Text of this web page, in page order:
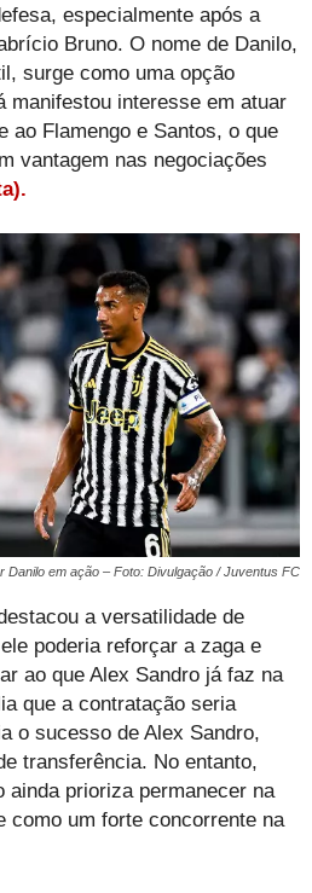
especialmente após a
Bruno. O nome de Danilo,
surge como uma opção
manifestou interesse em atuar
ao Flamengo e Santos, o que
vantagem nas negociações
Danilo em ação – Foto: Divulgação / Juventus FC
a versatilidade de
poderia reforçar a zaga e
ao que Alex Sandro já faz na
que a contratação seria
o sucesso de Alex Sandro,
transferência. No entanto,
ainda prioriza permanecer na
como um forte concorrente na